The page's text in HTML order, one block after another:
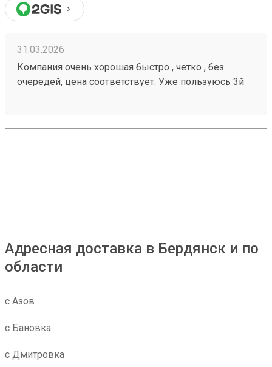
31.03.2026
Компания очень хорошая быстро , четко , без
очередей, цена соответствует. Уже пользуюсь 3й
Адресная доставка в Бердянск и по
области
с Азов
с Бановка
с Дмитровка